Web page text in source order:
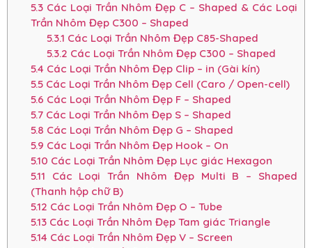
5.3Các Loại Trần Nhôm Đẹp C – Shaped & Các Loại
Trần Nhôm Đẹp C300 – Shaped
5.3.1 Các Loại Trần Nhôm Đẹp C85-Shaped
5.3.2 Các Loại Trần Nhôm Đẹp C300 – Shaped
5.4 Các Loại Trần Nhôm Đẹp Clip – in (Gài kín)
5.5Các Loại Trần Nhôm Đẹp Cell (Caro / Open-cell)
5.6 Các Loại Trần Nhôm Đẹp F – Shaped
5.7Các Loại Trần Nhôm Đẹp S – Shaped
5.8 Các Loại Trần Nhôm Đẹp G – Shaped
5.9 Các Loại Trần Nhôm Đẹp Hook – On
5.10 Các Loại Trần Nhôm Đẹp Lục giác Hexagon
5.11 Các Loại Trần Nhôm Đẹp Multi B – Shaped
(Thanh hộp chữ B)
5.12 Các Loại Trần Nhôm Đẹp O – Tube
5.13Các Loại Trần Nhôm Đẹp Tam giác Triangle
5.14 Các Loại Trần Nhôm Đẹp V – Screen